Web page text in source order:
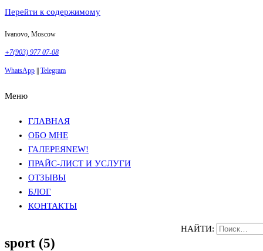
Перейти к содержимому
Ivanovo, Moscow
+7(903) 977 07-08
WhatsApp Telegram
Меню
ГЛАВНАЯ
ОБО МНЕ
ГАЛЕРЕЯNEW!
ПРАЙС-ЛИСТ И УСЛУГИ
ОТЗЫВЫ
БЛОГ
КОНТАКТЫ
sport (5)
НАЙТИ: